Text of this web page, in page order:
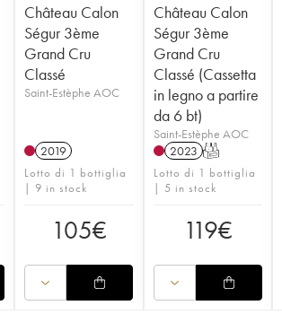
Château Calon
Ségur 3ème
Grand Cru
Classé
Saint-Estèphe AOC
2019
Lotto di 1 bottiglia
| 9 in stock
105€
Château Calon
Ségur 3ème
Grand Cru
Classé (Cassetta
in legno a partire
da 6 bt)
Saint-Estèphe AOC
2023 T
Lotto di 1 bottiglia
| 5 in stock
119€